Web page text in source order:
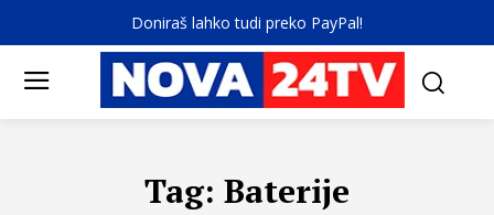
Doniraš lahko tudi preko PayPal!
Tag: Baterije